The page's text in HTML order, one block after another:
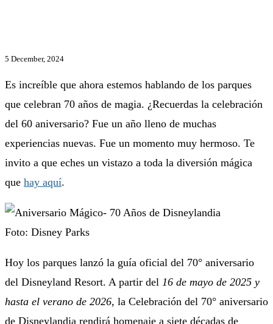
5 December, 2024
Es increíble que ahora estemos hablando de los parques
que celebran 70 años de magia. ¿Recuerdas la celebración
del 60 aniversario? Fue un año lleno de muchas
experiencias nuevas. Fue un momento muy hermoso. Te
invito a que eches un vistazo a toda la diversión mágica
que hay aquí.
Foto: Disney Parks
Hoy los parques lanzó la guía oficial del 70° aniversario
del Disneyland Resort. A partir del 16 de mayo de 2025 y
hasta el verano de 2026, la Celebración del 70° aniversario
de Disneylandia rendirá homenaje a siete décadas de